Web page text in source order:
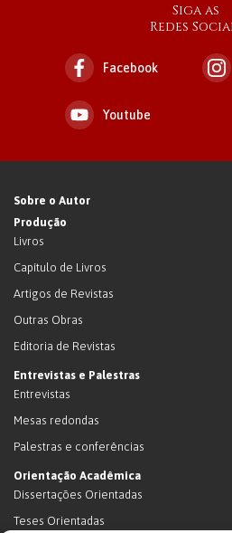
Siga as
Redes
Facebook
Youtube
Sobre o Autor
Produção
Livros
Capítulo de Livros
Artigos de Revistas
Outras Obras
Editoria de Revistas
Entrevistas e Palestras
Entrevistas
Mesas redondas
Palestras e conferências
Orientação Acadêmica
Dissertações Orientadas
Teses Orientadas